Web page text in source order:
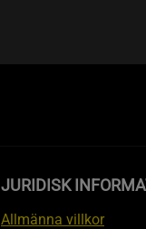
JURIDISK
Allmänna villkor